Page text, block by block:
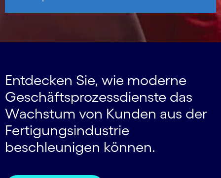
Entdecken Sie, wie moderne
Geschäfts­prozessdienste das
Wachstum von Kunden aus der
Fertigungs­industrie
beschleunigen können.